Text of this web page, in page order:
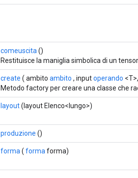
comeuscita ()
Restituisce la maniglia simbolica di un
create ( ambito ambito , inputoperando
Metodo factory per creare una classe che
layout(layout Elenco<lungo>)
produzione ()
forma ( forma forma)